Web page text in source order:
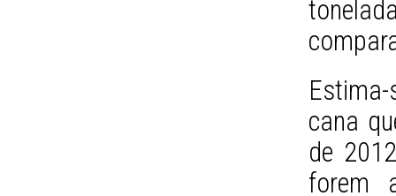
cana
de
forem